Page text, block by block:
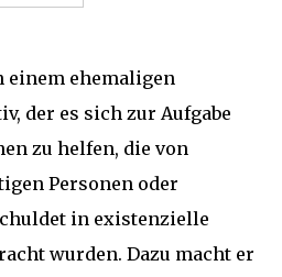
einem ehemaligen
der es sich zur Aufgabe
zu helfen, die von
Personen oder
in existenzielle
wurden. Dazu macht er